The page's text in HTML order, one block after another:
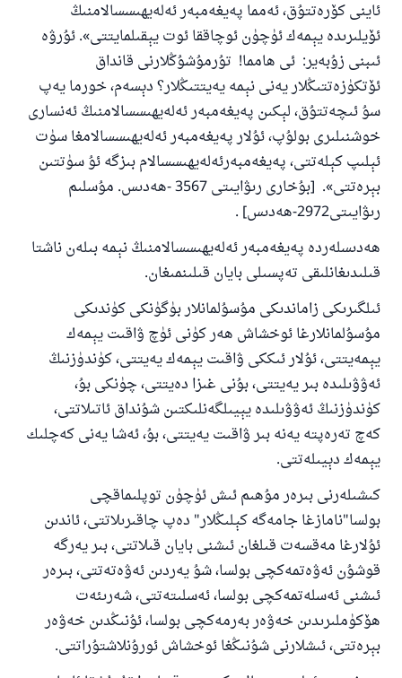
ئاينى كۆرەتتۇق، ئەمما پەيغەمبەر ئەلەيھىسسالامنىڭ
ئۆيلىرىدە يېمەك ئۈچۈن ئوچاققا ئوت يېقىلمايتتى». ئۇرۋە
ئىبنى زۇبەير: ئى ھامما! تۇرمۇشۇڭلارنى قانداق
ئۆتكۈزەتتىڭلار يەنى نېمە يەيتتىڭلار؟ دېسەم، خورما يەپ
سۇ ئىچەتتۇق، لېكىن پەيغەمبەر ئەلەيھىسسالامنىڭ ئەنسارى
خوشنىلىرى بولۇپ، ئۇلار پەيغەمبەر ئەلەيھىسسالامغا سۈت
ئېلىپ كېلەتتى، پەيغەمبەرئەلەيھىسسالام بىزگە ئۇ سۈتتىن
بېرەتتى». [بۇخارى رىۋايىتى 3567 -ھەدىس. مۇسلىم
رىۋايىتى2972-ھەدىس] .
ھەدىسلەردە پەيغەمبەر ئەلەيھىسسالامنىڭ نېمە بىلەن ناشتا
قىلىدىغانلىقى تەپسىلى بايان قىلىنمىغان.
ئىلگىرىكى زاماندىكى مۇسۇلمانلار بۈگۈنكى كۈندىكى
مۇسۇلمانلارغا ئوخشاش ھەر كۈنى ئۈچ ۋاقىت يېمەك
يېمەيتتى، ئۇلار ئىككى ۋاقىت يېمەك يەيتتى، كۈندۈزنىڭ
ئەۋۋىلىدە بىر يەيتتى، بۇنى غىزا دەيتتى، چۈنكى بۇ،
كۈندۈزنىڭ ئەۋۋىلىدە يېيىلگەنلىكتىن شۇنداق ئاتىلاتتى،
كەچ تەرەپتە يەنە بىر ۋاقىت يەيتتى، بۇ، ئەشا يەنى كەچلىك
يېمەك دېيىلەتتى.
كىشىلەرنى بىرەر مۇھىم ئىش ئۈچۈن توپلىماقچى
بولسا"نامازغا جامەگە كېلىڭلار" دەپ چاقىرىلاتتى، ئاندىن
ئۇلارغا مەقسەت قىلغان ئىشنى بايان قىلاتتى، بىر يەرگە
قوشۇن ئەۋەتمەكچى بولسا، شۇ يەردىن ئەۋەتەتتى، بىرەر
ئىشنى ئەسلەتمەكچى بولسا، ئەسلىتەتتى، شەرىئەت
ھۆكۈملىرىدىن خەۋەر بەرمەكچى بولسا، ئۇنىڭدىن خەۋەر
بېرەتتى، ئىشلارنى شۇنىڭغا ئوخشاش ئورۇنلاشتۇراتتى.